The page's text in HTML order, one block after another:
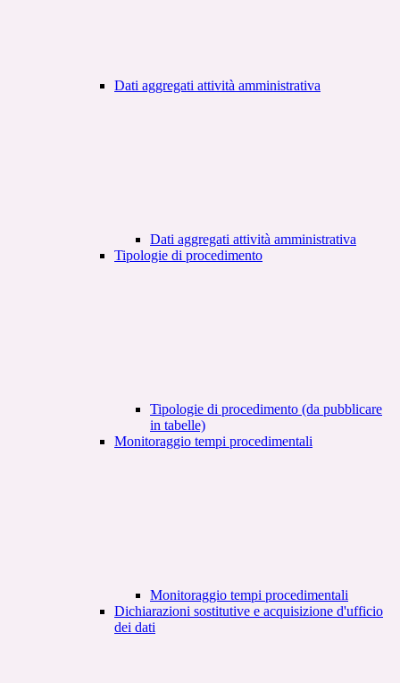
Dati aggregati attività amministrativa
Dati aggregati attività amministrativa
Tipologie di procedimento
Tipologie di procedimento (da pubblicare
in tabelle)
Monitoraggio tempi procedimentali
Monitoraggio tempi procedimentali
Dichiarazioni sostitutive e acquisizione d'ufficio
dei dati